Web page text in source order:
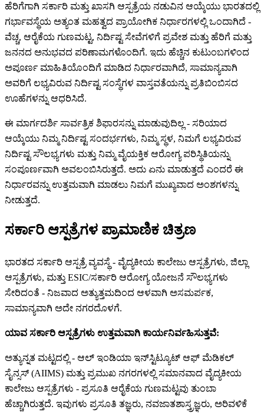
ಹೆರಿಗೆಗಾಗಿ ಸರ್ಕಾರಿ ಮತ್ತು ಖಾಸಗಿ ಆಸ್ಪತ್ರೆಯ ನಡುವಿನ ಆಯ್ಕೆಯು ಭಾರತದಲ್ಲಿ
ಗರ್ಭಾವಸ್ಥೆಯ ಅತ್ಯಂತ ಮಹತ್ವದ ಪ್ರಾಯೋಗಿಕ ನಿರ್ಧಾರಗಳಲ್ಲಿ ಒಂದಾಗಿದೆ -
ವೆಚ್ಚ, ಆರೈಕೆಯ ಗುಣಮಟ್ಟ, ನಿರ್ದಿಷ್ಟ ಸೇವೆಗಳಿಗೆ ಪ್ರವೇಶ ಮತ್ತು ಹೆರಿಗೆ ಮತ್ತು
ಜನನದ ಅನುಭವದ ಪರಿಣಾಮಗಳೊಂದಿಗೆ. ಇದು ಹೆಚ್ಚಿನ ಕುಟುಂಬಗಳಿಂದ
ಅಪೂರ್ಣ ಮಾಹಿತಿಯೊಂದಿಗೆ ಮಾಡಿದ ನಿರ್ಧಾರವಾಗಿದೆ, ಸಾಮಾನ್ಯವಾಗಿ
ಅವರಿಗೆ ಲಭ್ಯವಿರುವ ನಿರ್ದಿಷ್ಟ ಸಂಸ್ಥೆಗಳ ವಾಸ್ತವತೆಯನ್ನು ಪ್ರತಿಬಿಂಬಿಸದ
ಊಹೆಗಳನ್ನು ಆಧರಿಸಿದೆ.
ಈ ಮಾರ್ಗದರ್ಶಿ ಸಾರ್ವತ್ರಿಕ ಶಿಫಾರಸನ್ನು ಮಾಡುವುದಿಲ್ಲ - ಸರಿಯಾದ
ಆಯ್ಕೆಯು ನಿಮ್ಮ ನಿರ್ದಿಷ್ಟ ಸಂದರ್ಭಗಳು, ನಿಮ್ಮ ಸ್ಥಳ, ನಿಮಗೆ ಲಭ್ಯವಿರುವ
ನಿರ್ದಿಷ್ಟ ಸೌಲಭ್ಯಗಳು ಮತ್ತು ನಿಮ್ಮ ವೈಯಕ್ತಿಕ ಆರೋಗ್ಯ ಪರಿಸ್ಥಿತಿಯನ್ನು
ಸಂಪೂರ್ಣವಾಗಿ ಅವಲಂಬಿಸಿರುತ್ತದೆ. ಅದು ಏನು ಮಾಡುತ್ತದೆ ಎಂದರೆ ಈ
ನಿರ್ಧಾರವನ್ನು ಉತ್ತಮವಾಗಿ ಮಾಡಲು ನಿಮಗೆ ಮುಖ್ಯವಾದ ಅಂಶಗಳನ್ನು
ನೀಡುತ್ತದೆ.
ಸರ್ಕಾರಿ ಆಸ್ಪತ್ರೆಗಳ ಪ್ರಾಮಾಣಿಕ ಚಿತ್ರಣ
ಭಾರತದ ಸರ್ಕಾರಿ ಆಸ್ಪತ್ರೆ ವ್ಯವಸ್ಥೆ - ವೈದ್ಯಕೀಯ ಕಾಲೇಜು ಆಸ್ಪತ್ರೆಗಳು, ಜಿಲ್ಲಾ
ಆಸ್ಪತ್ರೆಗಳು, ಮತ್ತು ESIC/ಸರ್ಕಾರಿ ಆರೋಗ್ಯ ಯೋಜನೆ ಸೌಲಭ್ಯಗಳು
ಸೇರಿದಂತೆ - ನಿಜವಾದ ಅತ್ಯುತ್ತಮದಿಂದ ಆಳವಾಗಿ ಅಸಮರ್ಪಕ,
ಸಾಮಾನ್ಯವಾಗಿ ಅದೇ ನಗರದೊಳಗೆ.
ಯಾವ ಸರ್ಕಾರಿ ಆಸ್ಪತ್ರೆಗಳು ಉತ್ತಮವಾಗಿ ಕಾರ್ಯನಿರ್ವಹಿಸುತ್ತವೆ:
ಅತ್ಯುನ್ನತ ಮಟ್ಟದಲ್ಲಿ - ಆಲ್ ಇಂಡಿಯಾ ಇನ್‌ಸ್ಟಿಟ್ಯೂಟ್ ಆಫ್ ಮೆಡಿಕಲ್
ಸೈನ್ಸಸ್ (AIIMS) ಮತ್ತು ಪ್ರಮುಖ ನಗರಗಳಲ್ಲಿ ಸಮಾನವಾದ ವೈದ್ಯಕೀಯ
ಕಾಲೇಜು ಆಸ್ಪತ್ರೆಗಳು - ಪ್ರಸೂತಿ ಆರೈಕೆಯ ಗುಣಮಟ್ಟವು ತುಂಬಾ
ಹೆಚ್ಚಾಗಿರುತ್ತದೆ. ಇವುಗಳು ಪ್ರಸೂತಿ ತಜ್ಞರು, ನವಜಾತಶಾಸ್ತ್ರಜ್ಞರು, ಅರಿವಳಿಕೆ